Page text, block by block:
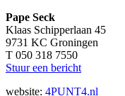
Pape Seck
Klaas Schipperlaan 45
9731 KC Groningen
T 050 318 7550
Stuur een bericht
website: 4PUNT4.nl